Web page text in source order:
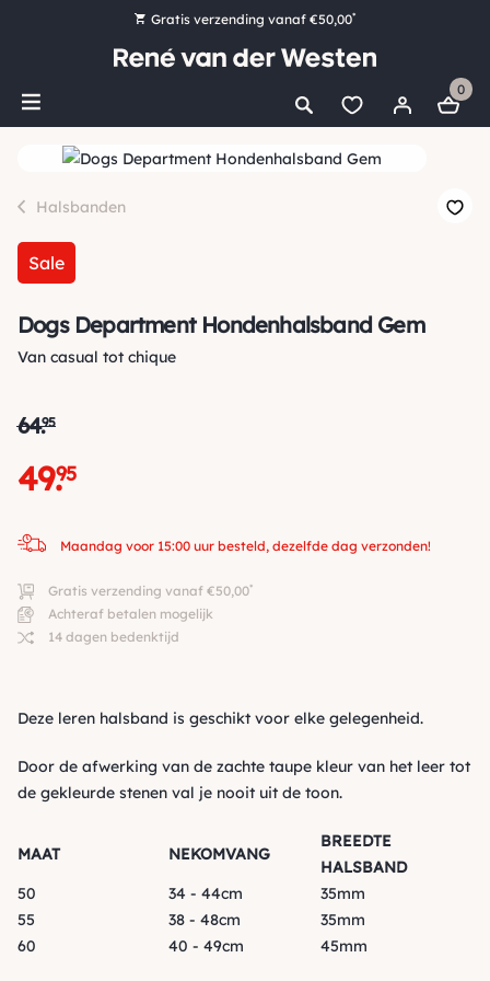
Gratis verzending vanaf €50,00*
Bestel nu, betaal later met Klarna
Ruim 16.000 artikelen op voorraad
0
Halsbanden
Sale
Dogs Department Hondenhalsband Gem
Van casual tot chique
64.95
49.
95
Maandag voor 15:00 uur besteld, dezelfde dag verzonden!
Gratis verzending vanaf €50,00*
Achteraf betalen mogelijk
14 dagen bedenktijd
Deze leren halsband is geschikt voor elke gelegenheid.
Door de afwerking van de zachte taupe kleur van het leer tot
de gekleurde stenen val je nooit uit de toon.
MAAT NEKOMVANG
BREEDTE
HALSBAND
50
34 - 44cm
35mm
55
38 - 48cm
35mm
60
40 - 49cm 45mm